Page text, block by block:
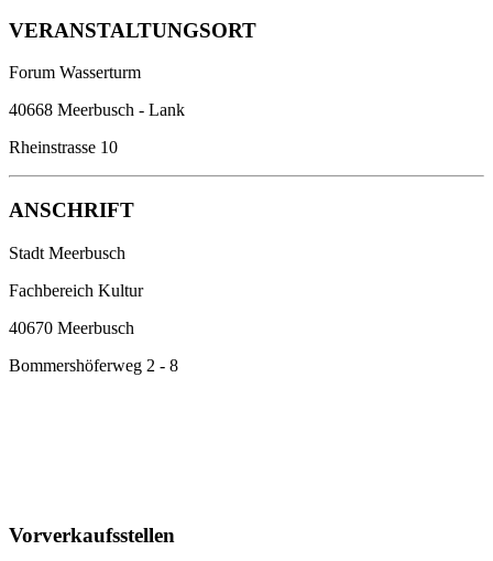
VERANSTALTUNGSORT
Forum Wasserturm
40668 Meerbusch - Lank
Rheinstrasse 10
ANSCHRIFT
Stadt Meerbusch
Fachbereich Kultur
40670 Meerbusch
Bommershöferweg 2 - 8
Vorverkaufsstellen